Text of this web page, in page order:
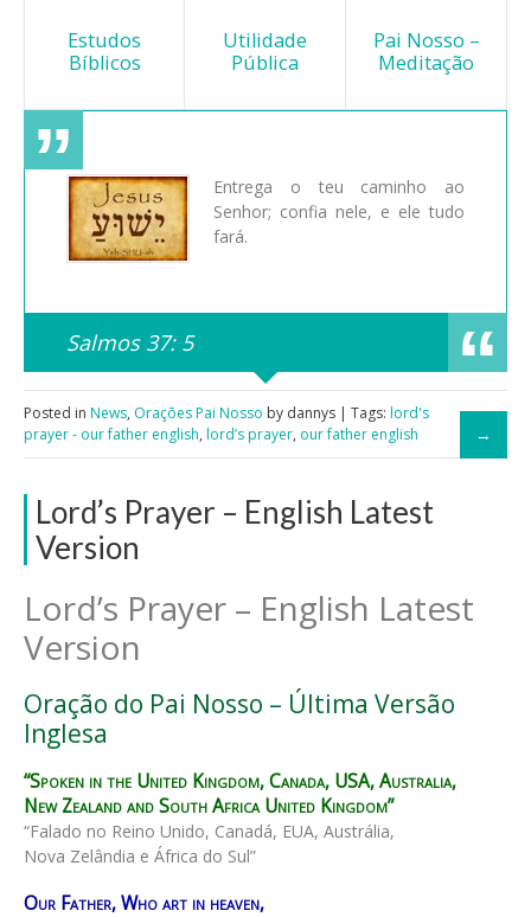
Estudos
Bíblicos
Utilidade
Pública
Pai Nosso –
Meditação
Entrega o teu caminho ao
Senhor; confia nele, e ele tudo
fará.
Salmos 37: 5
Posted in News, Orações Pai Nosso by dannys | Tags: lord's
prayer - our father english, lord’s prayer, our father english
Lord’s Prayer – English Latest
Version
Lord’s Prayer – English Latest
Version
Oração do Pai Nosso – Última Versão
Inglesa
“Spoken in the United Kingdom, Canada, USA, Australia,
New Zealand and South Africa United Kingdom”
“Falado no Reino Unido, Canadá, EUA, Austrália,
Nova Zelândia e África do Sul”
Our Father, Who art in heaven,